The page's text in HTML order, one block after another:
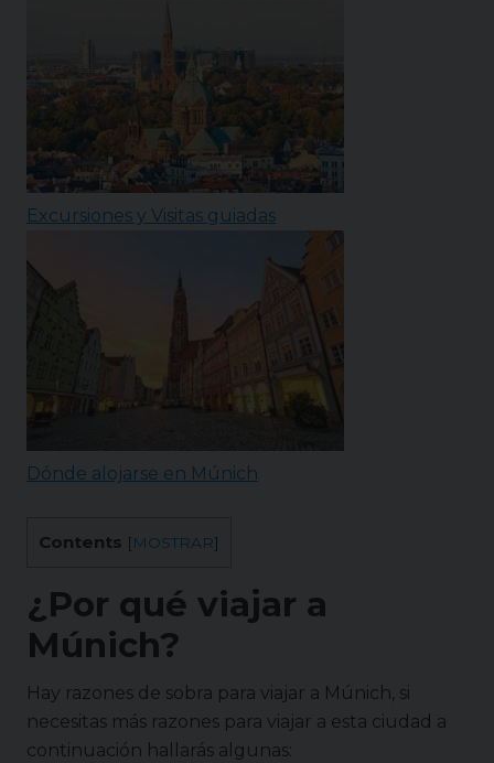
Excursiones y Visitas guiadas
Dónde alojarse en Múnich
Contents [MOSTRAR]
¿Por qué viajar a
Múnich?
Hay razones de sobra para viajar a Múnich, si
necesitas más razones para viajar a esta ciudad a
continuación hallarás algunas: